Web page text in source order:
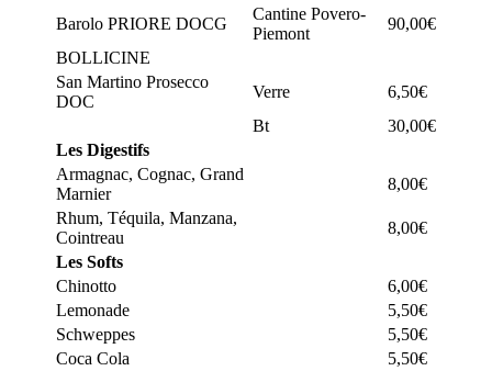
Barolo PRIORE DOCG
Cantine Povero-
Piemont
90,00€
BOLLICINE
San Martino Prosecco
DOC
Verre
6,50€
Bt
30,00€
Les Digestifs
Armagnac, Cognac, Grand
Marnier
8,00€
Rhum, Téquila, Manzana,
Cointreau
8,00€
Les Softs
Chinotto
6,00€
Lemonade
5,50€
Schweppes
5,50€
Coca Cola
5,50€